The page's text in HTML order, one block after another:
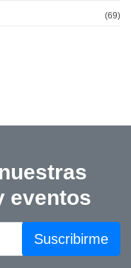
(69)
eventos
Suscribirme